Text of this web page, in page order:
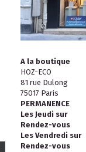
A la boutique
HOZ-ECO
81 rue Dulong
75017 Paris
PERMANENCE
Les Jeudi sur
Rendez-vous
Les Vendredi sur
Rendez-vous